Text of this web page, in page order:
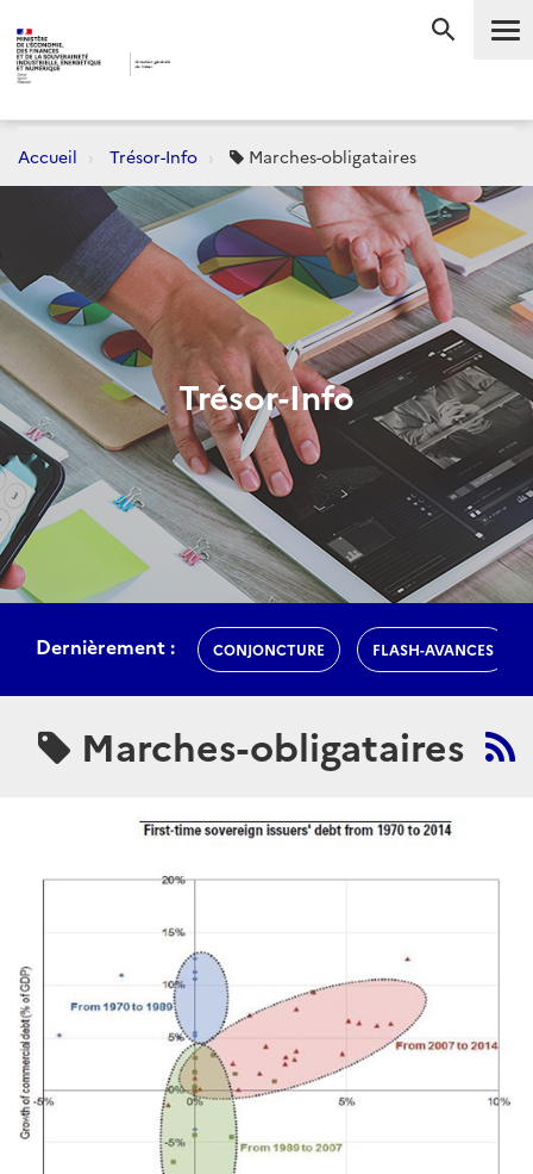
Accueil Trésor-Info Marches-obligataires
Trésor-Info
Dernièrement : CONJONCTURE FLASH-AVANCES
Marches-obligataires